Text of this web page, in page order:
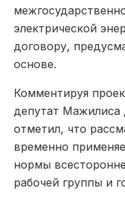
электрической
договору,
основе.
Комментируя
депутат Мажилиса
отметил, что
временно
нормы
рабочей группы и